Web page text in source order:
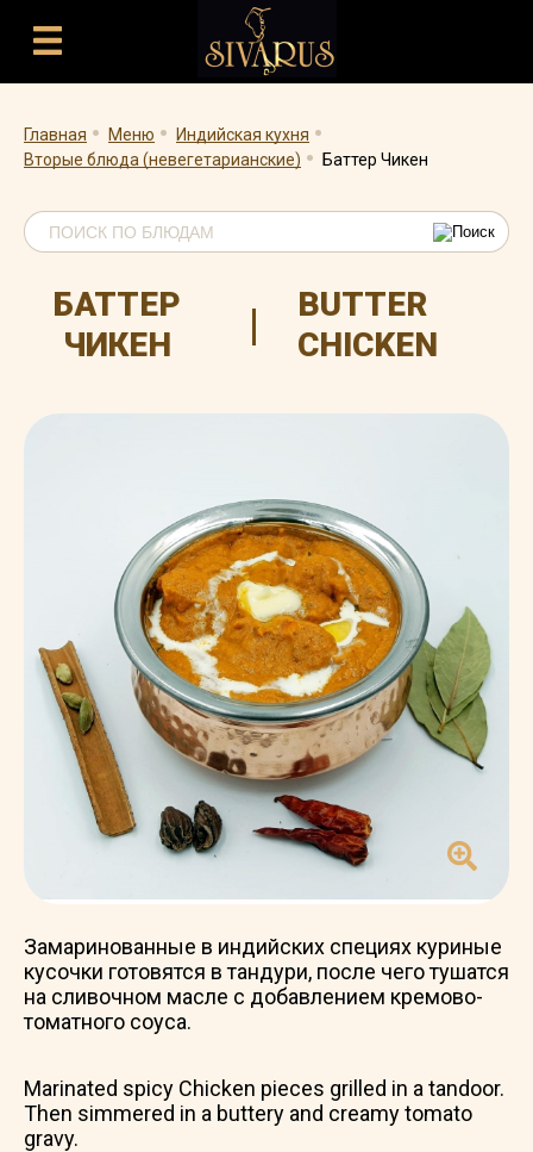
Главная . Меню . Индийская кухня .
Вторые блюда (невегетарианские). Баттер Чикен
БАТТЕР
ЧИКЕН
|
BUTTER
CHICKEN
Замаринованные в индийских специях куриные
кусочки готовятся в тандури, после чего тушатся
на сливочном масле с добавлением кремово-
томатного соуса.
Marinated spicy Chicken pieces grilled in a tandoor.
Then simmered in a buttery and creamy tomato
gravy.